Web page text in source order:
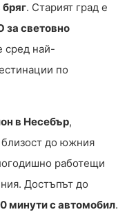
. Старият град е
световно
сред най-
по
в Несебър,
до южния
работещи
Достъпът до
минути с автомобил.